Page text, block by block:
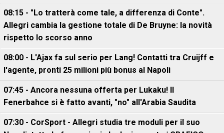
08:15 - "Lo tratterà come tale, a differenza di Conte".
Allegri cambia la gestione totale di De Bruyne: la novità
rispetto lo scorso anno
08:00 - L'Ajax fa sul serio per Lang! Contatti tra Cruijff e
l'agente, pronti 25 milioni più bonus al Napoli
07:45 - Ancora nessuna offerta per Lukaku! Il
Fenerbahce si è fatto avanti, "no" all'Arabia Saudita
07:30 - CorSport - Allegri studia tre moduli per il suo